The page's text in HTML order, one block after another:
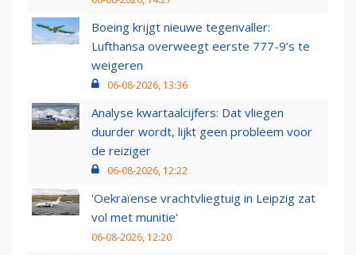
Boeing krijgt nieuwe tegenvaller:
Lufthansa overweegt eerste 777-9’s te
weigeren
06-08-2026, 13:36
Analyse kwartaalcijfers: Dat vliegen
duurder wordt, lijkt geen probleem voor
de reiziger
06-08-2026, 12:22
'Oekraïense vrachtvliegtuig in Leipzig zat
vol met munitie'
06-08-2026, 12:20